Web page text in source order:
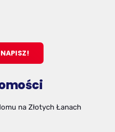
na Złotych Łanach